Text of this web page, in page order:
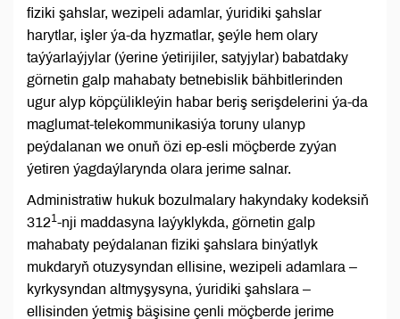
fiziki şahslar, wezipeli adamlar, ýuridiki şahslar
harytlar, işler ýa-da hyzmatlar, şeýle hem olary
taýýarlaýjylar (ýerine ýetirijiler, satyjylar) babatdaky
görnetin galp mahabaty betnebislik bähbitlerinden
ugur alyp köpçülikleýin habar beriş serişdelerini ýa-da
maglumat-telekommunikasiýa toruny ulanyp
peýdalanan we onuň özi ep-esli möçberde zyýan
ýetiren ýagdaýlarynda olara jerime salnar.
Administratiw hukuk bozulmalary hakyndaky kodeksiň
3121-nji maddasyna laýyklykda, görnetin galp
mahabaty peýdalanan fiziki şahslara binýatlyk
mukdaryň otuzysyndan ellisine, wezipeli adamlara –
kyrkysyndan altmyşysyna, ýuridiki şahslara –
ellisinden ýetmiş bäşisine çenli möçberde jerime